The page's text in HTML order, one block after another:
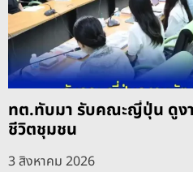
ทต.ทับมา รับคณะญี่ปุ่น ดู
ชีวิตชุมชน
3 สิงหาคม 2026